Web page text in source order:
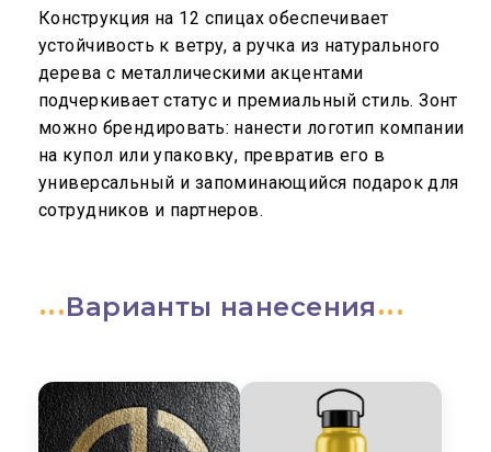
Конструкция на 12 спицах обеспечивает
устойчивость к ветру, а ручка из натурального
дерева с металлическими акцентами
подчеркивает статус и премиальный стиль. Зонт
можно брендировать: нанести логотип компании
на купол или упаковку, превратив его в
универсальный и запоминающийся подарок для
сотрудников и партнеров.
Варианты нанесения